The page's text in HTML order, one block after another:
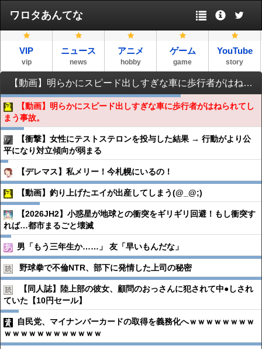
ワロタあんてな
VIP
vip
ニュース
news
アニメ
hobby
ゲーム
game
YouTube
story
【動画】明らかにスピード出しすぎな車に歩行者がはねられてしまう事故。
【動画】明らかにスピード出しすぎな車に歩行者がはねられてし
まう事故。
【衝撃】女性にテストステロンを投与した結果 → 行動がより公
平になり対立傾向が弱まる
【デレマス】私メリー！今札幌にいるの！
【動画】釣り上げたエイが出産してしまう(@_@;)
【2026JH2】小惑星が地球との衝突をギリギリ回避！もし衝突す
れば…都市まるごと壊滅
男「もう三年生か……」 友「早いもんだな」
野球拳で不倫NTR、部下に発情した上司の秘密
【同人誌】陸上部の彼女、顧問のおっさんに犯されて中●︎しされ
ていた【10円セール】
自民党、マイナンバーカードの取得を義務化へｗｗｗｗｗｗｗｗ
ｗｗｗｗｗｗｗｗｗｗｗｗ